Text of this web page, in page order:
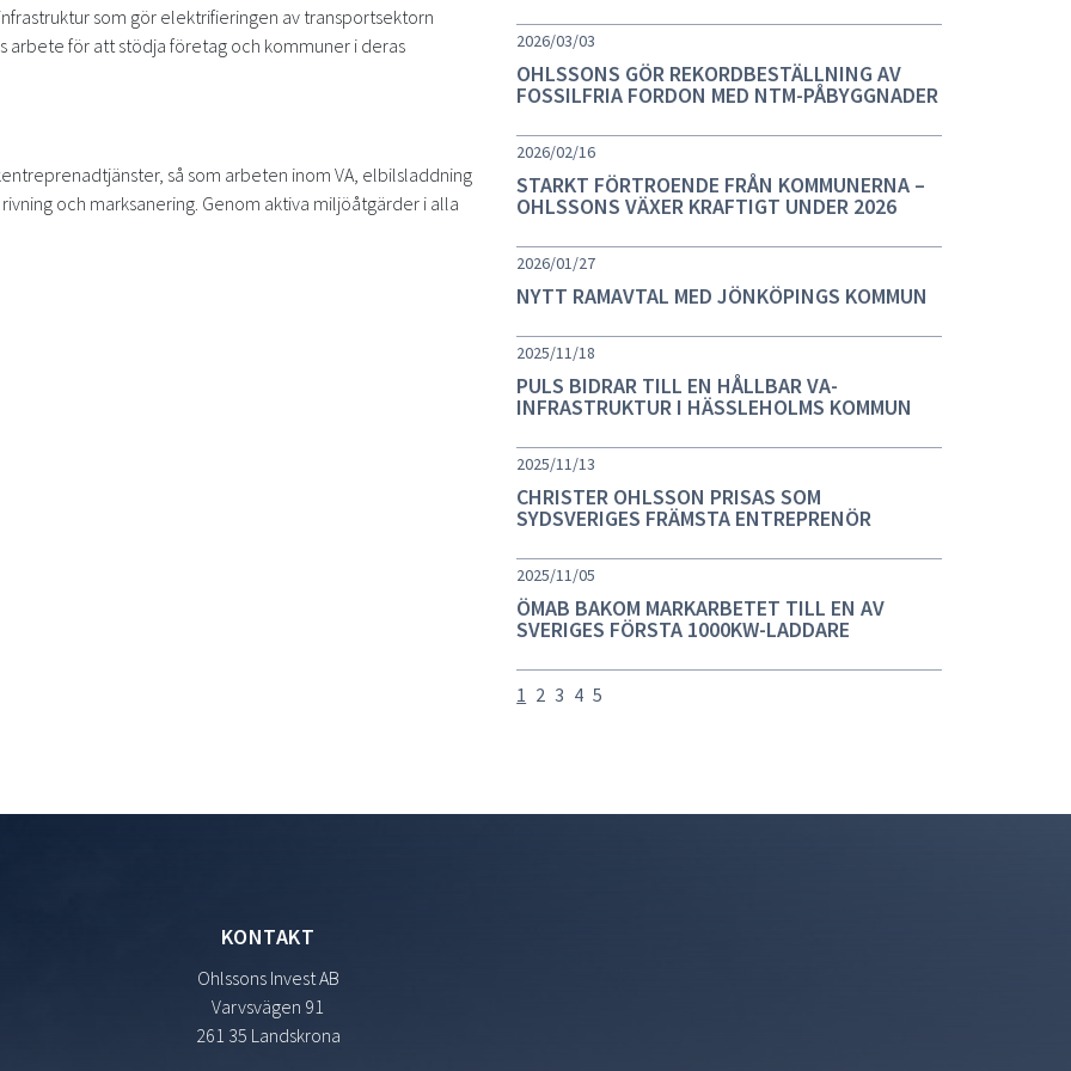
som gör elektrifieringen av transportsektorn
arbete för att stödja företag och kommuner i deras
så som arbeten inom VA, elbilsladdning
och marksanering. Genom aktiva miljöåtgärder i alla
2026/03/03
OHLSSONS GÖR REKORDBESTÄLLNING AV
FOSSILFRIA FORDON MED NTM-PÅBYGGNADER
2026/02/16
STARKT FÖRTROENDE FRÅN KOMMUNERNA –
OHLSSONS VÄXER KRAFTIGT UNDER 2026
2026/01/27
NYTT RAMAVTAL MED JÖNKÖPINGS KOMMUN
2025/11/18
PULS BIDRAR TILL EN HÅLLBAR VA-
INFRASTRUKTUR I HÄSSLEHOLMS KOMMUN
2025/11/13
CHRISTER OHLSSON PRISAS SOM
SYDSVERIGES FRÄMSTA ENTREPRENÖR
2025/11/05
ÖMAB BAKOM MARKARBETET TILL EN AV
SVERIGES FÖRSTA 1000KW-LADDARE
1 2 3 4 5
KONTAKT
Ohlssons Invest AB
Varvsvägen 91
261 35 Landskrona